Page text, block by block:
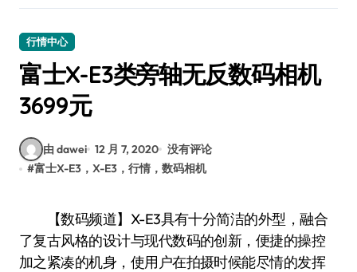
行情中心
富士X-E3类旁轴无反数码相机
3699元
由 dawei 12 月 7, 2020 没有评论
#富士X-E3，X-E3，行情，数码相机
【数码频道】X-E3具有十分简洁的外型，融合
了复古风格的设计与现代数码的创新，便捷的操控
加之紧凑的机身，使用户在拍摄时候能尽情的发挥